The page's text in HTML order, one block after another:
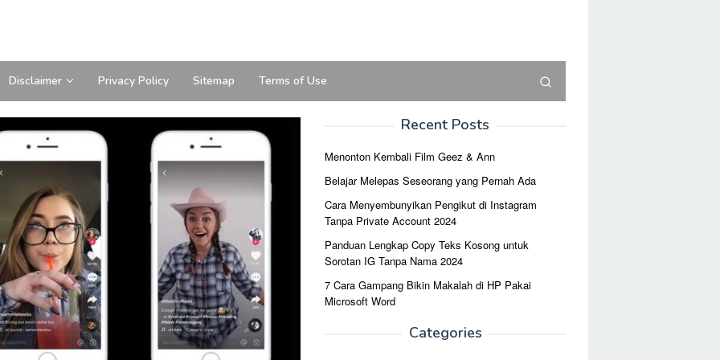
Disclaimer Privacy Policy Sitemap Terms of Use
Recent Posts
Menonton Kembali Film Geez & Ann
Belajar Melepas Seseorang yang Pernah Ada
Cara Menyembunyikan Pengikut di Instagram
Tanpa Private Account 2024
Panduan Lengkap Copy Teks Kosong untuk
Sorotan IG Tanpa Nama 2024
7 Cara Gampang Bikin Makalah di HP Pakai
Microsoft Word
Categories